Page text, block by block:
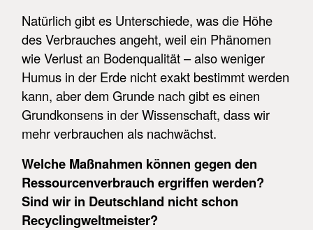
Natürlich gibt es Unterschiede, was die Höhe
des Verbrauches angeht, weil ein Phänomen
wie Verlust an Bodenqualität – also weniger
Humus in der Erde nicht exakt bestimmt werden
kann, aber dem Grunde nach gibt es einen
Grundkonsens in der Wissenschaft, dass wir
mehr verbrauchen als nachwächst.
Welche Maßnahmen können gegen den
Ressourcenverbrauch ergriffen werden?
Sind wir in Deutschland nicht schon
Recyclingweltmeister?